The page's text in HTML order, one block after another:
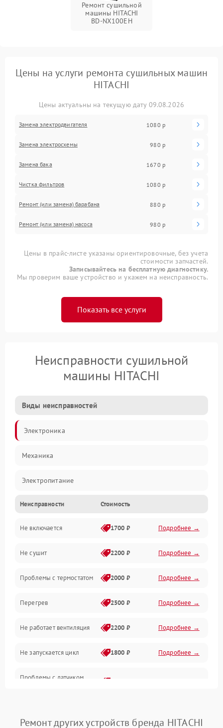
Ремонт сушильной
машины HITACHI
BD-NX100EH
Цены на услуги ремонта сушильных машин
HITACHI
Цены актуальны на текущую дату 09.08.2026
Замена электродвигателя 1080 р
Замена электросхемы 980 р
Замена бака 1670 р
Чистка фильтров 1080 р
Ремонт (или замена) барабана 880 р
Ремонт (или замена) насоса 980 р
Цены в прайс-листе указаны ориентировочные, без учета
стоимости запчастей.
Записывайтесь на бесплатную диагностику.
Мы проверим ваше устройство и укажем на неисправность.
Показать все услуги
Неисправности сушильной
машины HITACHI
Виды неисправностей
Электроника
Механика
Электропитание
Нагрев
Механические повреждения
Оптика
Программное обеспечение
Датчики
Безопасность
Неисправности Стоимость
Не включается 1700 ₽ Подробнее →
Не сушит 2200 ₽ Подробнее →
Проблемы с термостатом 2000 ₽ Подробнее →
Перегрев 2500 ₽ Подробнее →
Не работает вентиляция 2200 ₽ Подробнее →
Не запускается цикл 1800 ₽ Подробнее →
Проблемы с датчиком
Ремонт других устройств бренда HITACHI